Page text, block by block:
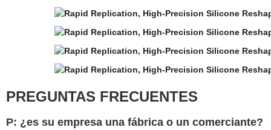
PREGUNTAS FRECUENTES
P: ¿es su empresa una fábrica o un comerciante?